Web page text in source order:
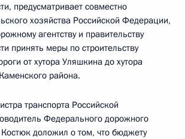
предусматривает совместно
хозяйства Российской Федерации,
агентству и правительству
принять меры по строительству
от хутора Уляшкина до хутора
района.
транспорта Российской
Федерального дорожного
Костюк доложил о том, что бюджету